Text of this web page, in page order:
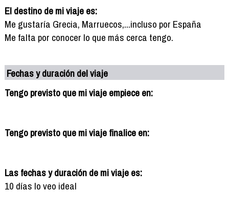
El destino de mi viaje es:
Me gustaría Grecia, Marruecos,...incluso por España
Me falta por conocer lo que más cerca tengo.
Fechas y duración del viaje
Tengo previsto que mi viaje empiece en:
Tengo previsto que mi viaje finalice en:
Las fechas y duración de mi viaje es:
10 días lo veo ideal